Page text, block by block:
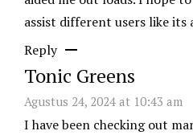
assist different users like its
Reply
Tonic Greens
Agustus 24, 2024 at 10:43 am
I have been checking out